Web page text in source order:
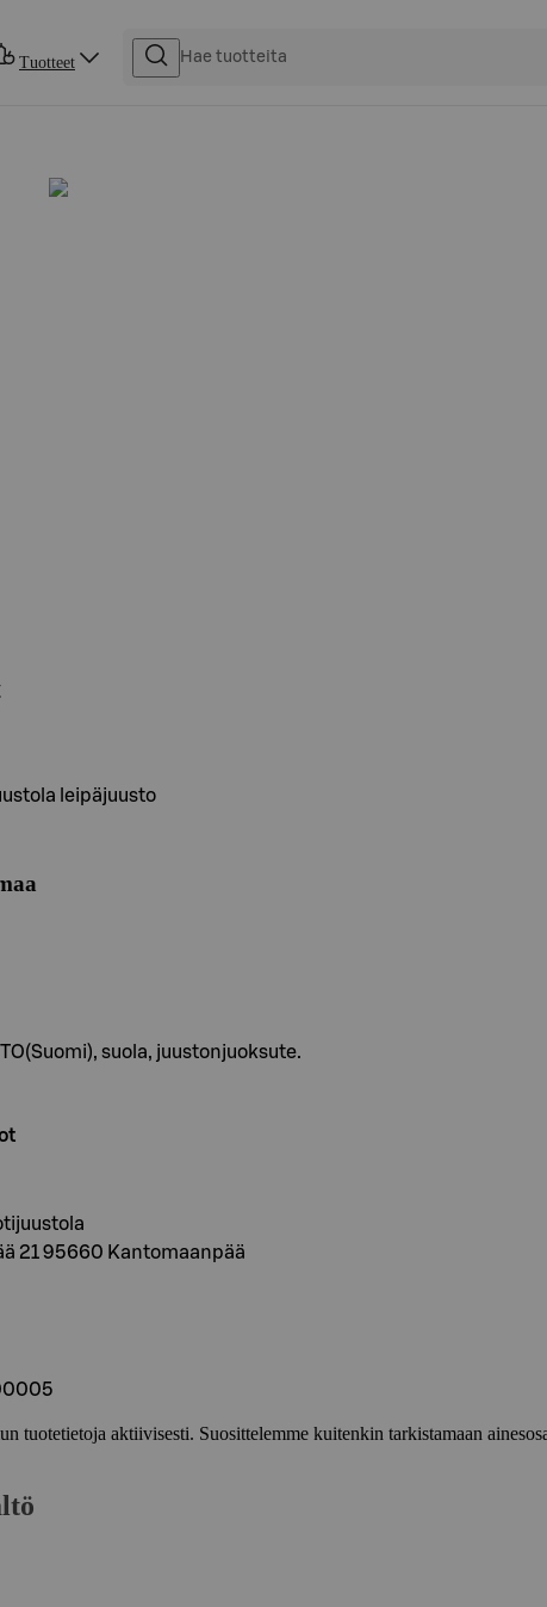
Tuotteet
leipäjuusto
suola, juustonjuoksute.
21 95660 Kantomaanpää
tuotetietoja aktiivisesti. Suosittelemme kuitenkin tarkistamaan